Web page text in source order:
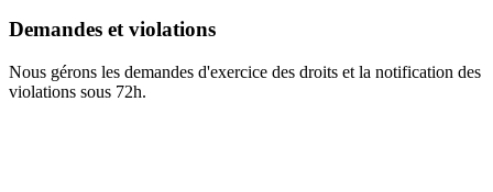
Demandes et violations
Nous gérons les demandes d'exercice des droits et la notification des
violations sous 72h.